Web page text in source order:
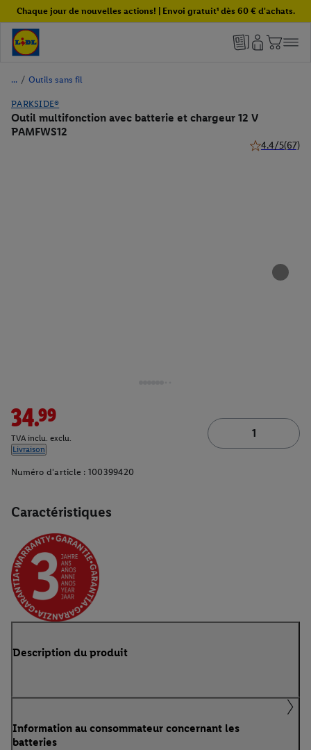
Chaque jour de nouvelles actions! | Envoi gratuit¹ dès 60 € d'achats.
/ Outils sans fil
PARKSIDE®
Outil multifonction avec batterie et chargeur 12 V
PAMFWS12
4.4/5(67)
Caractéristiques
34.99
TVA inclu. exclu.
Livraison
Numéro d'article : 100399420
Description du produit
Information au consommateur concernant les
batteries